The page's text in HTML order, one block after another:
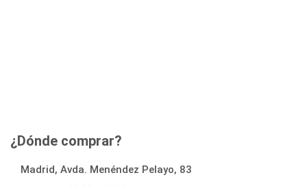
¿Dónde comprar?
Madrid, Avda. Menéndez Pelayo, 83